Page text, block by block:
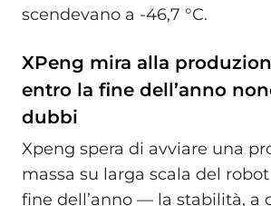
scendevano a -46,7 °C.
XPeng mira alla
entro la fine dell’anno
dubbi
Xpeng spera di avviare una
massa su larga scala del
fine dell’anno — la stabilità, a